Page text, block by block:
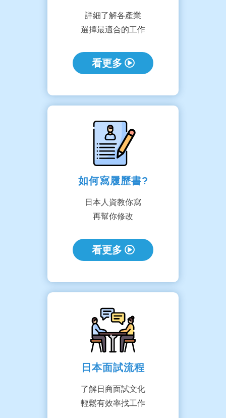
詳細了解各產業
選擇最適合的工作
看更多
如何寫履歷書?
日本人資教你寫
再幫你修改
看更多
日本面試流程
了解日商面試文化
輕鬆有效率找工作